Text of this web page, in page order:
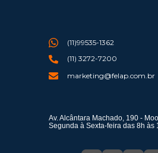
(11)99535-1362
(11) 3272-7200
marketing@felap.com.br
Av. Alcântara Machado, 190 -
Segunda à Sexta-feira das 8h às